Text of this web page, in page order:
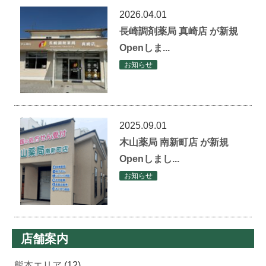
2026.04.01
長崎調剤薬局 真崎店 が新規
Openしま...
お知らせ
2025.09.01
木山薬局 南新町店 が新規
Openしまし...
お知らせ
店舗案内